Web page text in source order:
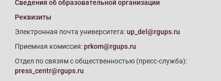
Сведения об образовательной организации
Реквизиты
Электронная почта университета:up_del@rgups.ru
Приемная комиссия:prkom@rgups.ru
Отдел по связям с общественностью (пресс-служба):
press_centr@rgups.ru